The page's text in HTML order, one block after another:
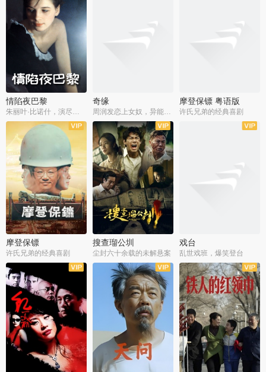
情陷夜巴黎
朱丽叶·比诺什，演尽失爱之痛
奇缘
周润发恋上女奴，异能护体战邪派
摩登保镖 粤语版
许氏兄弟的经典喜剧
摩登保镖
许氏兄弟的经典喜剧
搜查瑠公圳
尘封六十余载的未解悬案
戏台
乱世戏班，爆笑登台